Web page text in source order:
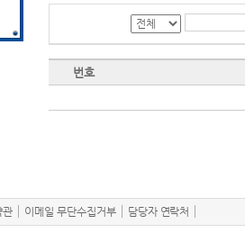
번호
관 이메일 무단수집거부 담당자 연락처